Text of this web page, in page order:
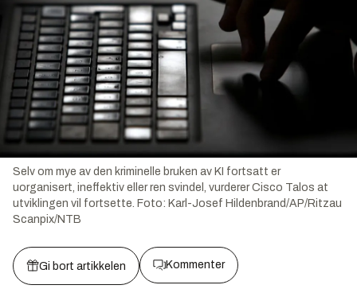
Selv om mye av den kriminelle bruken av KI fortsatt er
uorganisert, ineffektiv eller ren svindel, vurderer Cisco Talos at
utviklingen vil fortsette. Foto: Karl-Josef Hildenbrand/AP/Ritzau
Scanpix/NTB
Gi bort artikkelen Kommenter